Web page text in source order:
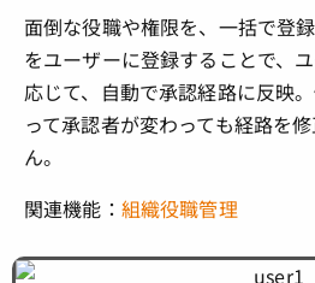
面倒な役職や権限を、一括で登
をユーザーに登録することで、
応じて、自動で承認経路に反映
って承認者が変わっても経路を
ん。
関連機能： 組織役職管理